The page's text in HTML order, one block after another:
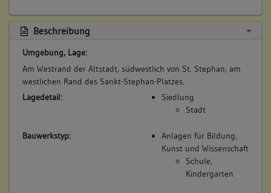
1602.
Betroffene Gebäudeteile:
keine
Bauwerkstyp:
Sakralbauten
Entstehung der nördlich an die Kirche anschließenden
Beschreibung
Umgebung, Lage:
Am Westrand der Altstadt, südwestlich von St. Stephan, am
westlichen Rand des Sankt-Stephan-Platzes.
Lagedetail:
Siedlung
Stadt
Bauwerkstyp:
Anlagen für Bildung,
Kunst und Wissenschaft
Schule,
Kindergarten